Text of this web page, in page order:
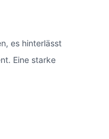
es hinterlässt
Eine starke